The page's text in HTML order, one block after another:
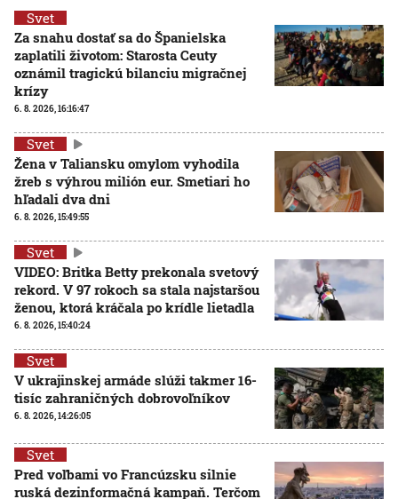
Svet
Za snahu dostať sa do Španielska
zaplatili životom: Starosta Ceuty
oznámil tragickú bilanciu migračnej
krízy
6. 8. 2026, 16:16:47
Svet
Žena v Taliansku omylom vyhodila
žreb s výhrou milión eur. Smetiari ho
hľadali dva dni
6. 8. 2026, 15:49:55
Svet
VIDEO: Britka Betty prekonala svetový
rekord. V 97 rokoch sa stala najstaršou
ženou, ktorá kráčala po krídle lietadla
6. 8. 2026, 15:40:24
Svet
V ukrajinskej armáde slúži takmer 16-
tisíc zahraničných dobrovoľníkov
6. 8. 2026, 14:26:05
Svet
Pred voľbami vo Francúzsku silnie
ruská dezinformačná kampaň. Terčom